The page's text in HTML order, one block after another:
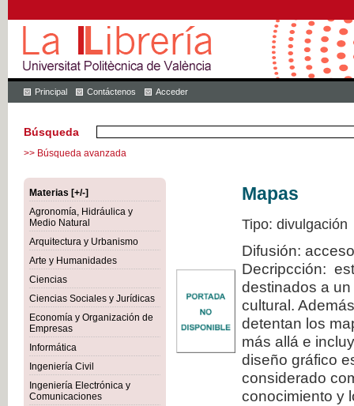
Principal Contáctenos Acceder
Búsqueda
>> Búsqueda avanzada
Materias [+/-]
Agronomía, Hidráulica y
Medio Natural
Arquitectura y Urbanismo
Arte y Humanidades
Ciencias
Ciencias Sociales y Jurídicas
Economía y Organización de
Empresas
Informática
Ingeniería Civil
Ingeniería Electrónica y
Comunicaciones
Mapas
Tipo: divulgación
Difusión:
Decripcción:
destinados a
cultural.
detentan los
más allá e
diseño gráfico
considerado
conocimiento y